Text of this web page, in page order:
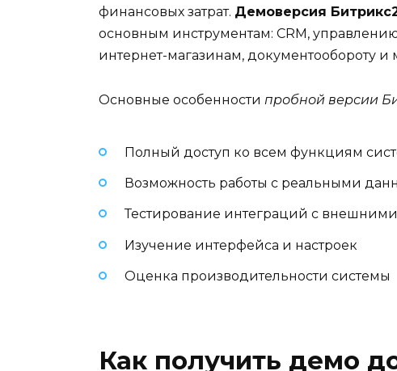
финансовых затрат. Демоверсия
основным инструментам: CRM,
интернет-магазинам, документообороту
Основные особенности пробной версии
Полный доступ ко всем функциям
Возможность работы с реальными
Тестирование интеграций с
Изучение интерфейса и настроек
Оценка производительности системы
Как получить демо